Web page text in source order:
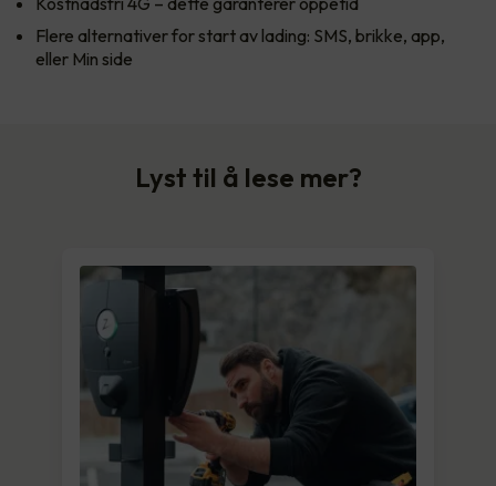
Flere alternativer for start av lading: SMS, brikke, app,
eller Min side
Lyst til å lese mer?